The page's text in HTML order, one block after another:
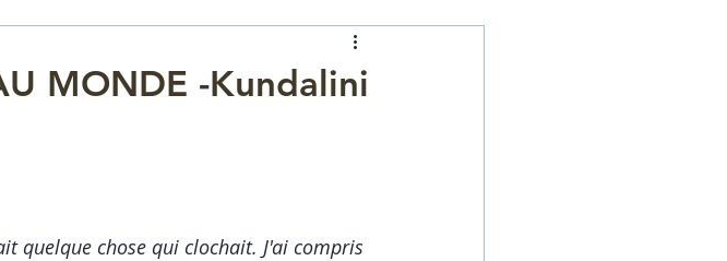
empathe
MONDE -Kundalini
quelque chose qui clochait. J'ai compris